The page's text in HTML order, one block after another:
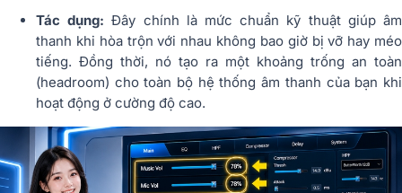
Tác dụng: Đây chính là mức chuẩn kỹ thuật giúp âm
thanh khi hòa trộn với nhau không bao giờ bị vỡ hay méo
tiếng. Đồng thời, nó tạo ra một khoảng trống an toàn
(headroom) cho toàn bộ hệ thống âm thanh của bạn khi
hoạt động ở cường độ cao.